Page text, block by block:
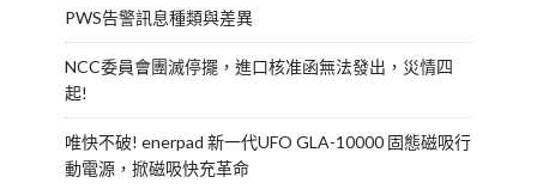
PWS告警訊息種類與差異
NCC委員會團滅停擺，進口核准函無法發出，災情四
起!
唯快不破! enerpad 新一代UFO GLA-10000 固態磁吸行
動電源，掀磁吸快充革命